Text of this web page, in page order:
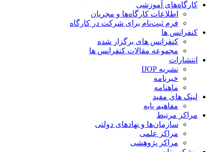
کارگاه‌های آموزشی
اطلاعات کارگاه‌ها و مجریان
فرم ثبت‌نام برای شرکت در کارگاه
کنفرانس ها
کنفرانس های برگزار شده
مجموعه مقالات کنفرانس ها
انتشارات
نشریه IJOP
خبرنامه
ماهنامه
لینک های مفید
مفاهیم پایه
مراکز مرتبط
سازمان‌ها و نهادهای دولتی
مراکز علمی
مراکز پژوهشی